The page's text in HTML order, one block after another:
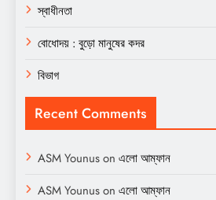
স্বাধীনতা
বোধোদয় : বুড়ো মানুষের কদর
বিভাগ
Recent Comments
ASM Younuson এলো আম্ফান
ASM Younuson এলো আম্ফান